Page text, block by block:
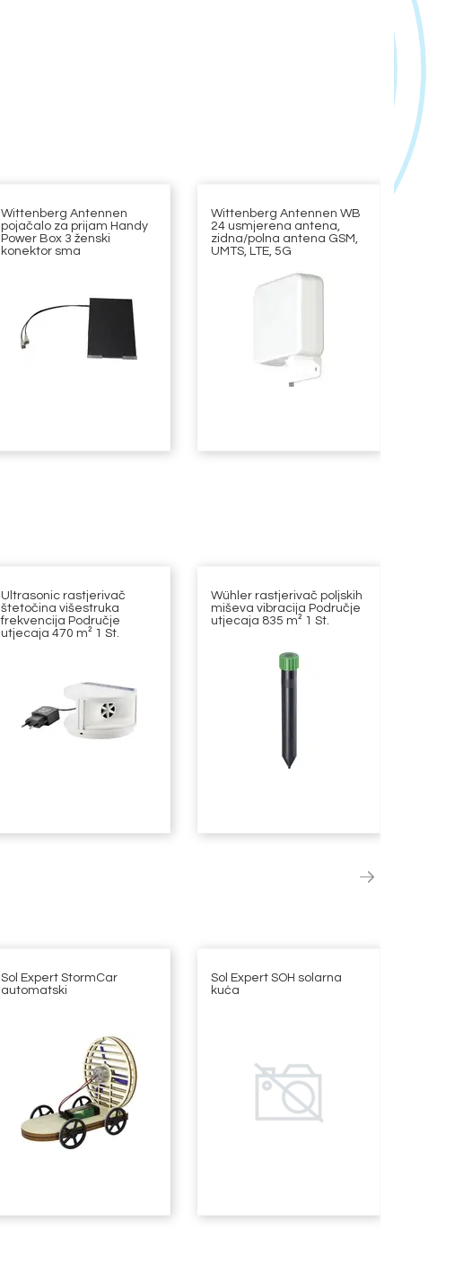
Wittenberg Antennen
pojačalo za prijam Handy
Power Box 3 ženski
konektor sma
Wittenberg Antennen WB
24 usmjerena antena,
zidna/polna antena GSM,
UMTS, LTE, 5G
Ultrasonic rastjerivač
štetočina višestruka
frekvencija Područje
utjecaja 470 m² 1 St.
Wühler rastjerivač poljskih
miševa vibracija Područje
utjecaja 835 m² 1 St.
Sol Expert StormCar
automatski
Sol Expert SOH solarna
kuća